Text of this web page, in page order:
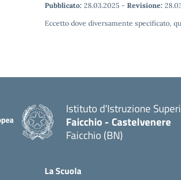
Pubblicato: 28.03.2025 - Revisione:
Eccetto dove diversamente specificato,
Istituto d'Istruzione
Faicchio - Castelvenere
Faicchio (BN)
La Scuola